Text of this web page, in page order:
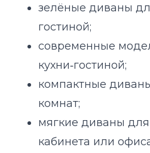
зелёные диваны
гостиной;
современные
кухни‑гостиной;
компактные
комнат;
мягкие диваны
кабинета или